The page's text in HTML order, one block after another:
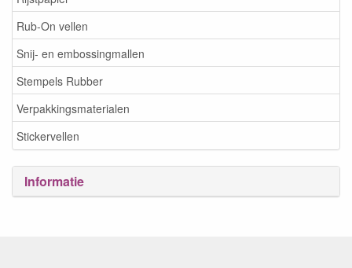
Rub-On vellen
Snij- en embossingmallen
Stempels Rubber
Verpakkingsmaterialen
Stickervellen
Informatie